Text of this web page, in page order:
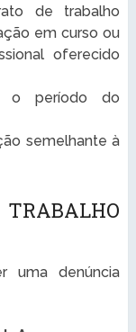
de trabalho
em curso ou
oferecido
o período do
semelhante à
uma denúncia